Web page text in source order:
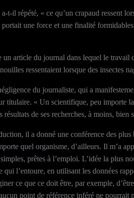
t-il répété, « ce qu’un crapaud ressent
une force et une finalité
un article du journal dans lequel le
ressentaient lorsque des insectes
du journaliste, qui a
titulaire. « Un scientifique, peu importe
résultats de ses recherches, à moins, bien
il a donné une conférence des
quel organisme, d’ailleurs. Il m’a
prêtes à l’emploi. L’idée la plus
qui l’entoure, en utilisant les données
ce que ce doit être, par exemple,
point de référence inféré ne